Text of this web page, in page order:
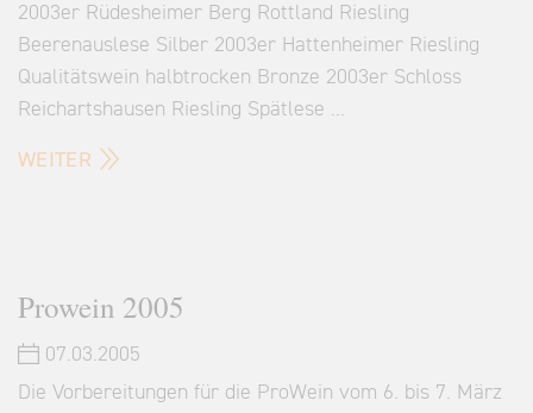
2003er Rüdesheimer Berg Rottland Riesling
Beerenauslese Silber 2003er Hattenheimer Riesling
Qualitätswein halbtrocken Bronze 2003er Schloss
Reichartshausen Riesling Spätlese …
WEITER
Prowein 2005
07.03.2005
Die Vorbereitungen für die ProWein vom 6. bis 7. März